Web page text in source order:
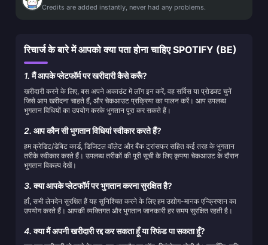
Credits are added instantly, never had any problems.
रिचार्ज के बारे में आपको क्या पता होना चाहिए SPOTIFY (BE)
1.मैं आपके प्लेटफॉर्म पर खरीदारी कैसे करूँ?
खरीदारी करने के लिए, बस अपने अकाउंट में लॉग इन करें, वह सर्विस या प्रोडक्ट चुनें
जिसे आप खरीदना चाहते हैं, और चेकआउट प्रक्रिया का पालन करें। आप उपलब्ध
भुगतान विधियों का उपयोग करके भुगतान पूरा कर सकते हैं।
2. आप कौन सी भुगतान विधियां स्वीकार करते हैं?
हम क्रेडिट/डेबिट कार्ड, डिजिटल वॉलेट और बैंक ट्रांसफर सहित कई तरह के भुगतान
तरीके स्वीकार करते हैं। उपलब्ध तरीकों की पूरी सूची के लिए कृपया चेकआउट के दौरान
भुगतान विकल्प देखें।
3.क्या आपके प्लेटफॉर्म पर भुगतान करना सुरक्षित है?
हाँ, सभी लेनदेन सुरक्षित हैं यह सुनिश्चित करने के लिए हम उद्योग-मानक एन्क्रिप्शन का
उपयोग करते हैं। आपकी व्यक्तिगत और भुगतान जानकारी हर समय सुरक्षित रहती है।
4.क्या मैं अपनी खरीदारी रद्द कर सकता हूँ या रिफंड पा सकता हूँ?